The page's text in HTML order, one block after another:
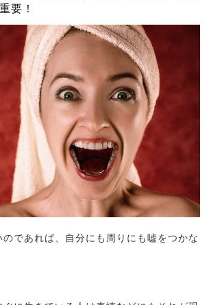
要！
であれば、自分にも周りにも嘘をつかな